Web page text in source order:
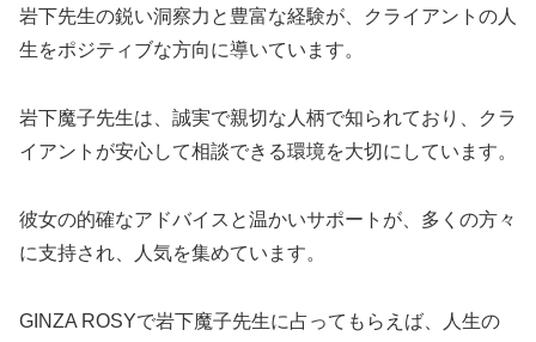
岩下先生の鋭い洞察力と豊富な経験が、クライアントの人
生をポジティブな方向に導いています。
岩下魔子先生は、誠実で親切な人柄で知られており、クラ
イアントが安心して相談できる環境を大切にしています。
彼女の的確なアドバイスと温かいサポートが、多くの方々
に支持され、人気を集めています。
GINZA ROSYで岩下魔子先生に占ってもらえば、人生の